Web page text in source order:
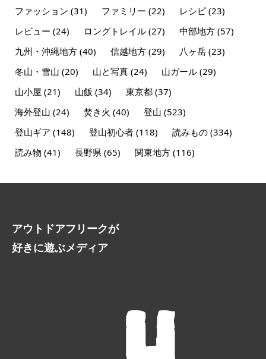
ファッション (31) ファミリー (22) レシピ(23)
レビュー (24) ロングトレイル(27) 中部地方(57)
九州・沖縄地方(40) 信越地方(29) 八ヶ岳(23)
冬山・雪山 (20) 山と写真(24) 山ガール(29)
山小屋 (21) 山飯 (34) 東京都(37)
海外登山 (24) 焚き火 (40) 登山 (523)
登山ギア (148) 登山初心者(118) 読みもの(334)
読み物 (41) 長野県 (65) 関東地方(116)
アウトドアフリークが
好きに遊ぶメディア